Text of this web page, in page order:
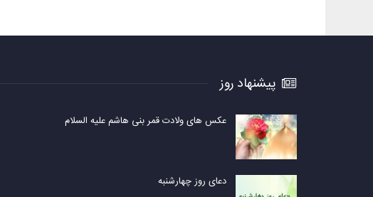
پیشنهاد روز
عکس های ولادت قمر بنی هاشم علیه السلام
دعای روز چهارشنبه